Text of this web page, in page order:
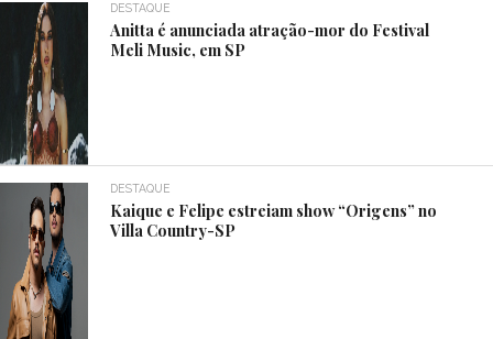
DESTAQUE
Anitta é anunciada atração-mor do Festival
Meli Music, em SP
DESTAQUE
Kaique e Felipe estreiam show “Origens” no
Villa Country-SP